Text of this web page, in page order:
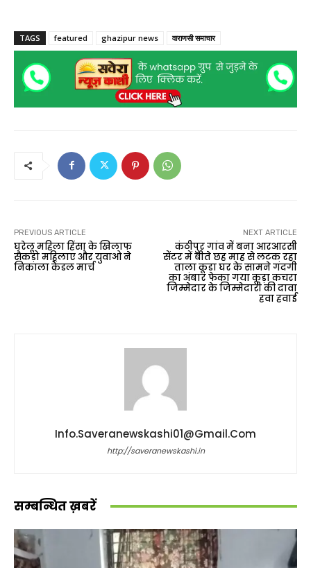
TAGS featured ghazipur news वाराणसी समाचार
PREVIOUS ARTICLE
घरेलू महिला हिंसा के खिलाफ
सैकड़ो महिलाए और युवाओ ने
निकाला कैंडल मार्च
NEXT ARTICLE
कंठीपुर गांव में बना आरआरसी
सेंटर में बीते छह माह से लटक रहा
ताला कूड़ा घर के सामने गंदगी
का अंबार फेका गया कूड़ा कचरा
जिम्मेदार के जिम्मेदारी की दावा
हवा हवाई
Info.saveranewskashi01@gmail.com
http://saveranewskashi.in
सम्बन्धित ख़बरें